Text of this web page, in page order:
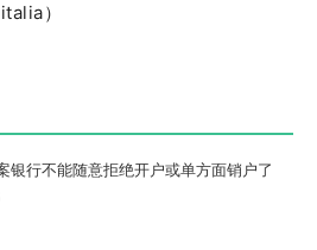
）
银行不能随意拒绝开户或单方面销户了